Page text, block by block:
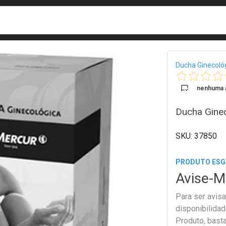
Ducha
nenhuma
Ducha
37850
PRODUTO
Avise-
Para ser
Produto,